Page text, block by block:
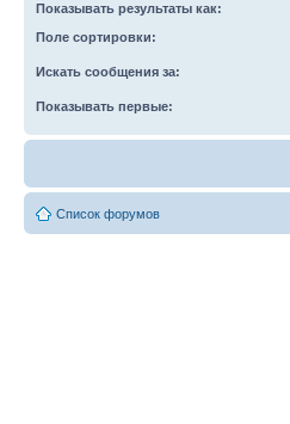
Показывать результаты как:
Поле сортировки:
Искать сообщения за:
Показывать первые:
Список форумов